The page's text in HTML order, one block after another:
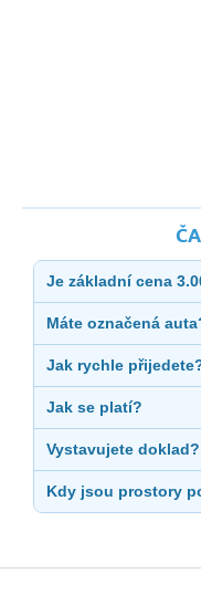
Je základní cena
Máte označená
Jak rychle
Jak se platí?
Vystavujete doklad?
Kdy jsou prostory
Z